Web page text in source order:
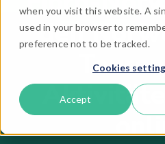
when you visit this website. A
used in your browser to
preference not to be tracked.
Cookies
Accept
den